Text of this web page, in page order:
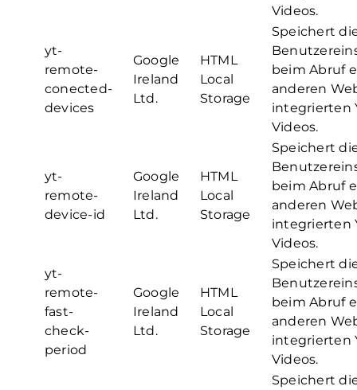
Videos.
yt-
remote-
conected-
devices
Google
Ireland
Ltd.
HTML
Local
Storage
Speichert
beim Abruf
anderen
integrierten
Videos.
yt-
remote-
device-id
Google
Ireland
Ltd.
HTML
Local
Storage
Speichert
beim Abruf
anderen
integrierten
Videos.
yt-
remote-
fast-
check-
period
Google
Ireland
Ltd.
HTML
Local
Storage
Speichert
beim Abruf
anderen
integrierten
Videos.
Speichert